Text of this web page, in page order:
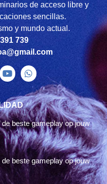
de acceso libre y
sencillas.
y mundo actual.
739
beste gameplay op jouw
beste gameplay op jouw